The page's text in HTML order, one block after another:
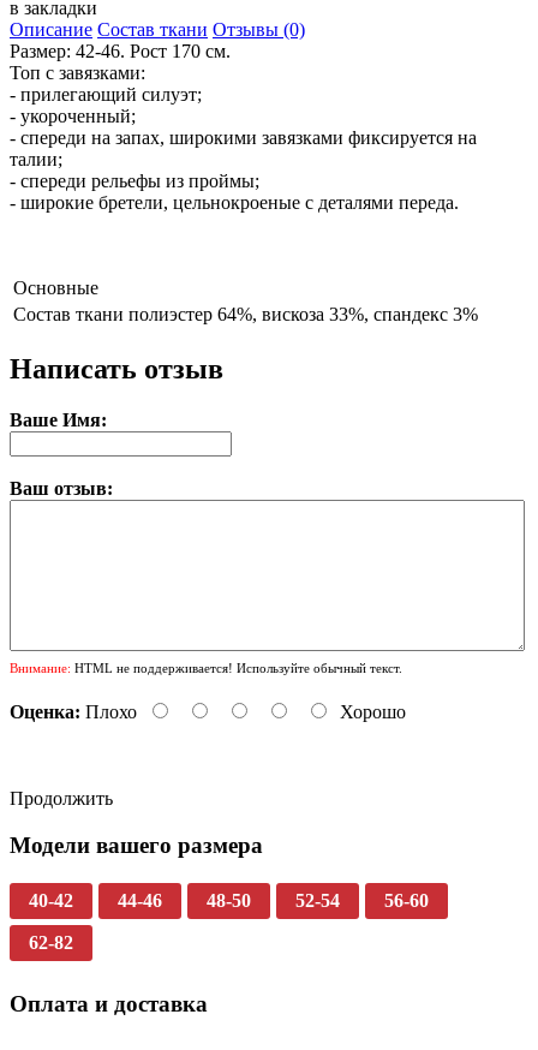
в закладки
Описание Состав ткани Отзывы (0)
Размер: 42-46. Рост 170 см.
Топ с завязками:
- прилегающий силуэт;
- укороченный;
- спереди на запах, широкими завязками фиксируется на
талии;
- спереди рельефы из проймы;
- широкие бретели, цельнокроеные с деталями переда.
Основные
Состав ткани полиэстер 64%, вискоза 33%, спандекс 3%
Написать отзыв
Ваше Имя:
Ваш отзыв:
Внимание: HTML не поддерживается! Используйте обычный текст.
Оценка: Плохо Хорошо
Продолжить
Модели вашего размера
40-42 44-46 48-50 52-54 56-60
62-82
Оплата и доставка